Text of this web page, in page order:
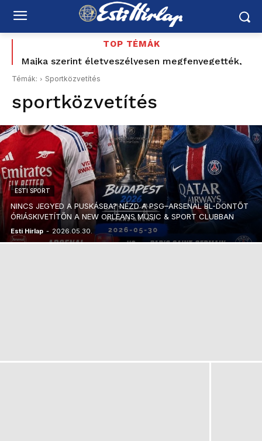
TOP TÉMÁK
Majka szerint életveszélyesen megfenyegették,
elmarad a sepsiszentgyörgyi koncertje
Több kilométeres torlódások az autópályákon,
teljes útzár a 37-es főúton
Témák: Sportközvetítés
sportközvetítés
ESTI SPORT
NINCS JEGYED A PUSKÁSBA? NÉZD A PSG–ARSENAL BL-DÖNTŐT
ÓRIÁSKIVETÍTŐN A NEW ORLEANS MUSIC & SPORT CLUBBAN
Esti Hírlap - 2026.05.30.